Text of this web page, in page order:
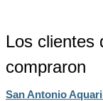
Los clientes
compraron
San Antonio